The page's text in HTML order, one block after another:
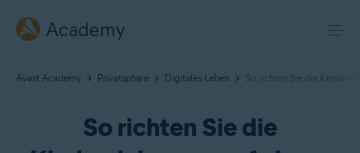
Academy
Avast Academy Privatsphäre Digitales Leben So richten Sie die
So richten Sie die